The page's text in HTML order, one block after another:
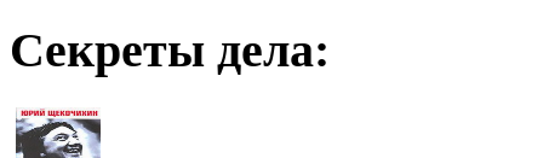
Секреты дела: